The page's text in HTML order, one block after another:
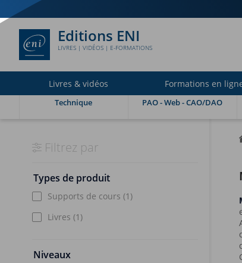
Editions ENI
LIVRES | VIDÉOS | E-FORMATIONS
Livres & vidéos Formations en
Technique PAO - Web - CAO/DAO
Filtrez par
Types de produit
Supports de cours (1)
Livres (1)
Niveaux